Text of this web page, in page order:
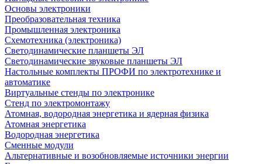
Основы электроники
Преобразовательная техника
Промышленная электроника
Схемотехника (электроника)
Светодинамические планшеты ЭЛ
Светодинамические звуковые планшеты ЭЛ
Настольные комплекты ПРОФИ по электротехнике и
автоматике
Виртуальные стенды по электронике
Стенд по электромонтажу
Атомная, водородная энергетика и ядерная физика
Атомная энергетика
Водородная энергетика
Сменные модули
Альтернативные и возобновляемые источники энергии